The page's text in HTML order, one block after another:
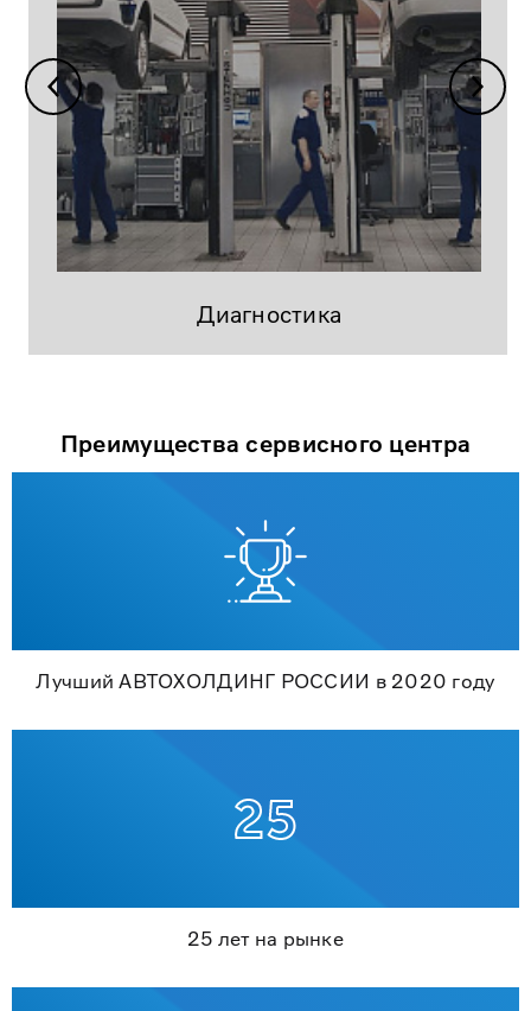
Диагностика
Преимущества сервисного центра
Лучший АВТОХОЛДИНГ РОССИИ в 2020 году
25 лет на рынке